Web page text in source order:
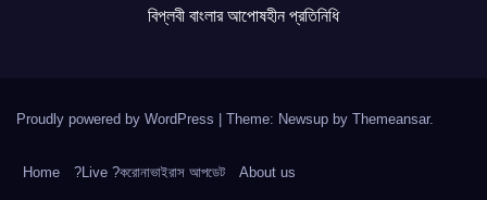
বিপ্লবী বাংলার আপোষহীন প্রতিনিধি
Proudly powered by WordPress Theme: Newsup by Themeansar.
Home ?Live ?করোনাভাইরাস আপডেট About us